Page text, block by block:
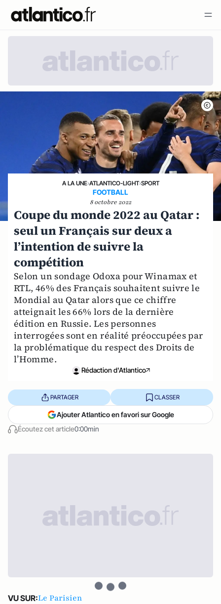
A LA UNE›ATLANTICO-LIGHT›SPORT
FOOTBALL
8 octobre 2022
Coupe du monde 2022 au Qatar :
seul un Français sur deux a
l’intention de suivre la
compétition
Selon un sondage Odoxa pour Winamax et
RTL, 46% des Français souhaitent suivre le
Mondial au Qatar alors que ce chiffre
atteignait les 66% lors de la dernière
édition en Russie. Les personnes
interrogées sont en réalité préoccupées par
la problématique du respect des Droits de
l’Homme.
Rédaction d'Atlantico
Écoutez cet article0:00min
PARTAGER CLASSER
Ajouter Atlantico en favori sur Google
VU SUR:Le Parisien